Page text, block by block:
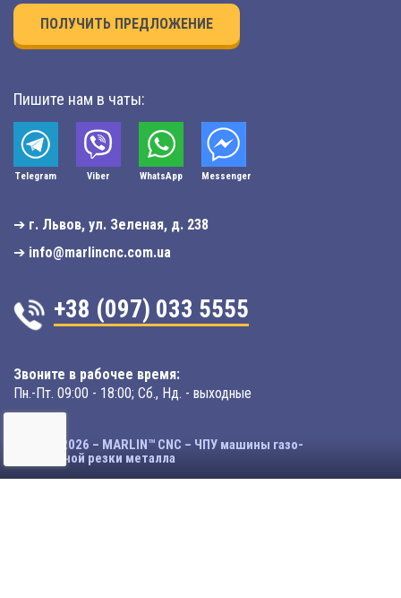
ПОЛУЧИТЬ ПРЕДЛОЖЕНИЕ
Пишите нам в чаты:
Telegram Viber WhatsApp Мessenger
➔ г. Львов, ул. Зеленая, д. 238
➔ info@marlincnc.com.ua
+38 (097) 033 5555
Звоните в рабочее время:
Пн.-Пт. 09:00 - 18:00; Сб., Нд. - выходные
© 2003-2026 – MARLIN™ CNC – ЧПУ машины газо-
плазменной резки металла